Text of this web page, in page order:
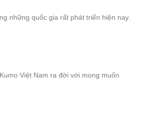
những quốc gia rất phát triển hiện nay.
Việt Nam ra đời với mong muốn